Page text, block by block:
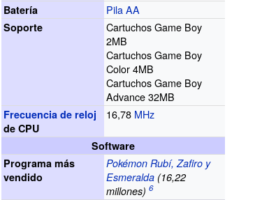
Batería Pila AA
Soporte
Cartuchos Game Boy
2MB
Cartuchos Game Boy
Color 4MB
Cartuchos Game Boy
Advance 32MB
Frecuencia de reloj
de CPU
16,78 MHz
Software
Programa más
vendido
Pokémon Rubí, Zafiro y
Esmeralda (16,22
millones)